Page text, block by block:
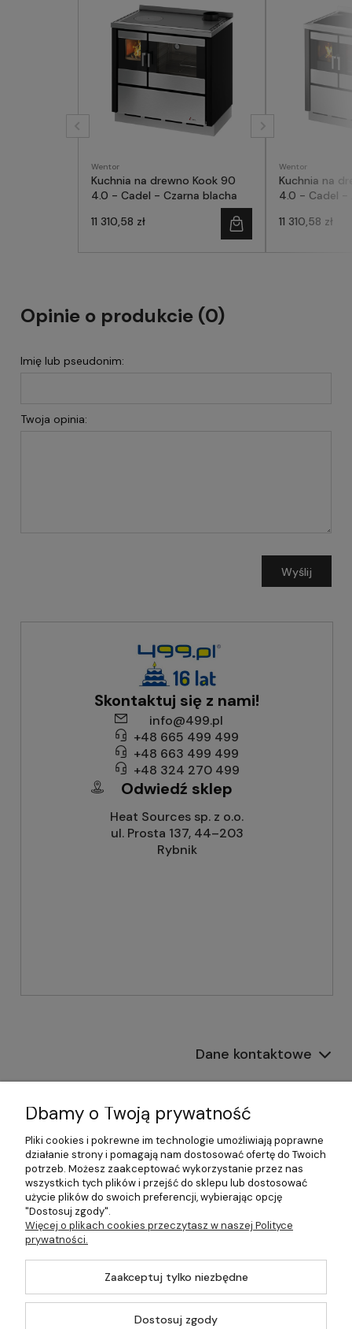
Wentor
Kuchnia na drewno Kook 90
4.0 - Cadel - Czarna blacha
11 310,58 zł
Wentor
Kuchnia na
4.0 - Cadel
11 310,58 zł
Opinie o produkcie (0)
Imię lub pseudonim:
Twoja opinia:
Wyślij
Skontaktuj się z nami!
info@499.pl
+48 665 499 499
+48 663 499 499
+48 324 270 499
Odwiedź sklep
Heat Sources sp. z o.o.
ul. Prosta 137, 44–203
Rybnik
Dane kontaktowe
Płatności i dostawa
Pomoc
Moje konto
©2026 Wszelkie Prawa Zastrzeżone | 499.pl - najlepszy sklep z
Dbamy o Twoją prywatność
Pliki cookies i pokrewne im technologie umożliwiają poprawne
działanie strony i pomagają nam dostosować ofertę do Twoich
potrzeb. Możesz zaakceptować wykorzystanie przez nas
wszystkich tych plików i przejść do sklepu lub dostosować
użycie plików do swoich preferencji, wybierając opcję
"Dostosuj zgody".
Więcej o plikach cookies przeczytasz w naszej Polityce
prywatności.
Zaakceptuj tylko niezbędne
Dostosuj zgody